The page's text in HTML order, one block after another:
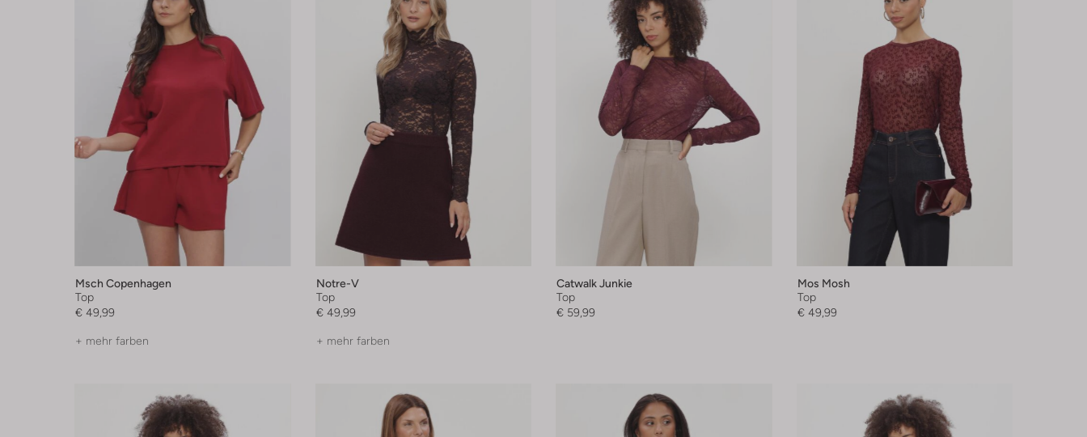
Msch Copenhagen
Top
€ 49,99
+ mehr farben
Notre-V
Top
€ 49,99
+ mehr farben
Catwalk Junkie
Top
€ 59,99
Mos Mosh
Top
€ 49,99